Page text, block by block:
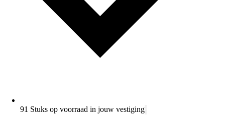
91 Stuks op voorraad in jouw vestiging